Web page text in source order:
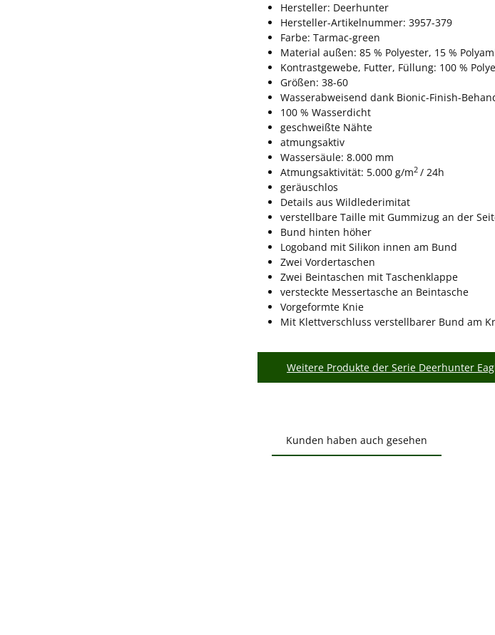
Hersteller: Deerhunter
Hersteller-Artikelnummer: 3957-379
Farbe: Tarmac-green
Material außen: 85 % Polyester, 15 %
Kontrastgewebe, Futter, Füllung: 100 %
Größen: 38-60
Wasserabweisend dank Bionic-Finish-
100 % Wasserdicht
geschweißte Nähte
atmungsaktiv
Wassersäule: 8.000 mm
Atmungsaktivität: 5.000 g/m2 / 24h
geräuschlos
Details aus Wildlederimitat
verstellbare Taille mit Gummizug an der
Bund hinten höher
Logoband mit Silikon innen am Bund
Zwei Vordertaschen
Zwei Beintaschen mit Taschenklappe
versteckte Messertasche an Beintasche
Vorgeformte Knie
Mit Klettverschluss verstellbarer Bund am
Weitere Produkte der Serie Deerhunter
Kunden haben auch gesehen